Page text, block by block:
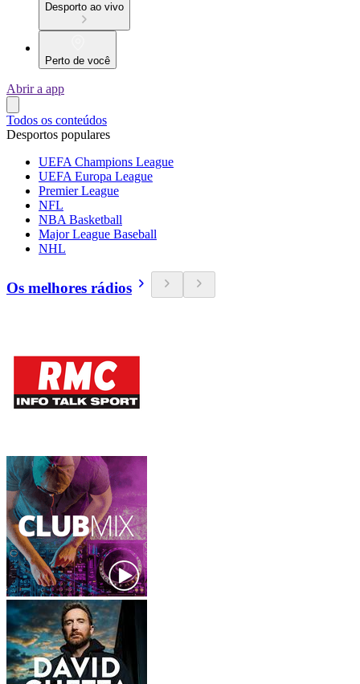
Desporto ao vivo
Perto de você
Abrir a app
Todos os conteúdos
Desportos populares
UEFA Champions League
UEFA Europa League
Premier League
NFL
NBA Basketball
Major League Baseball
NHL
Os melhores rádios